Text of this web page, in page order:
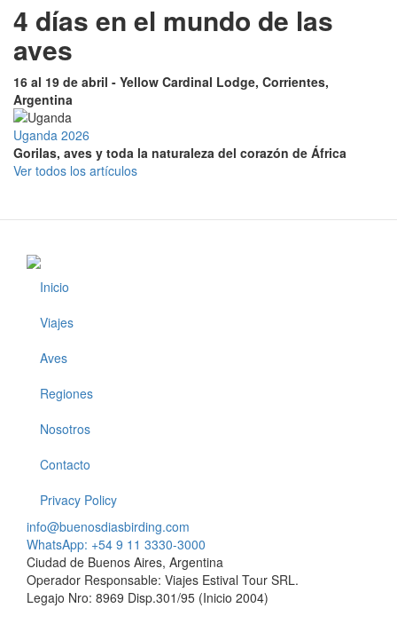
4 días en el mundo de las
aves
16 al 19 de abril - Yellow Cardinal Lodge, Corrientes,
Argentina
Uganda 2026
Gorilas, aves y toda la naturaleza del corazón de África
Ver todos los artículos
Footer
Inicio
Viajes
Aves
Regiones
Nosotros
Contacto
Privacy Policy
info@buenosdiasbirding.com
WhatsApp: +54 9 11 3330-3000
Ciudad de Buenos Aires, Argentina
Operador Responsable: Viajes Estival Tour SRL.
Legajo Nro: 8969 Disp.301/95 (Inicio 2004)